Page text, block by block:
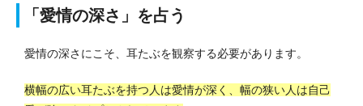
「愛情の深さ」を占う
愛情の深さにこそ、耳たぶを観察する必要があります。
横幅の広い耳たぶを持つ人は愛情が深く、幅の狭い人は自己